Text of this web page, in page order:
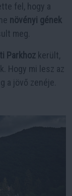
fel, hogy a
növényi gének
meg.
Parkhoz került,
Hogy mi lesz az
a jövő zenéje.